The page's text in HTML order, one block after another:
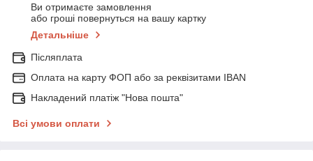
Ви отримаєте замовлення
або гроші повернуться на вашу картку
Детальніше
Післяплата
Оплата на карту ФОП або за реквізитами IBAN
Накладений платіж "Нова пошта"
Всі умови оплати